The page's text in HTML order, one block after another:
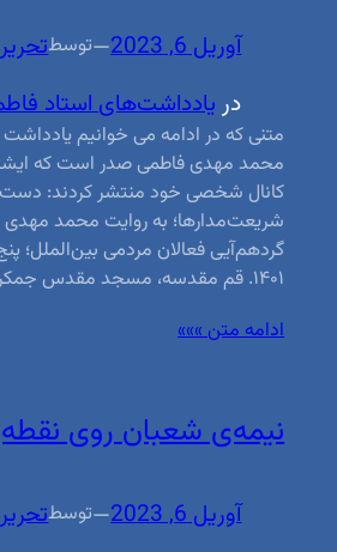
آوریل 6, 2023 —توسط
در یادداشت‌های استاد
متنی که در ادامه می خوانیم
کانال شخصی خود منتشر کردند: دست
شریعت‌مدارها؛ به روایت محمد
۱۴۰۱. قم مقدسه، مسجد مقدس جمکران…
ادامه متن »»»
نیمه‌ی شعبان روی
آوریل 6, 2023 —توسط